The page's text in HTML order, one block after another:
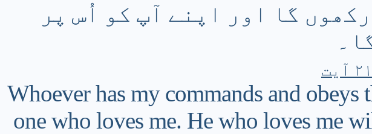
گا اور اپنے آپ کو اُس پر
Whoever has my commands and obeys
one who loves me. He who loves me